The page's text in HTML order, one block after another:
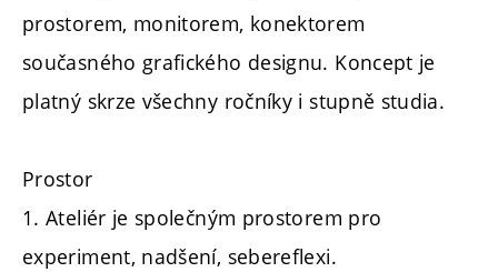
prostorem, monitorem, konektorem
současného grafického designu. Koncept je
platný skrze všechny ročníky i stupně studia.
Prostor
1. Ateliér je společným prostorem pro
experiment, nadšení, sebereflexi.